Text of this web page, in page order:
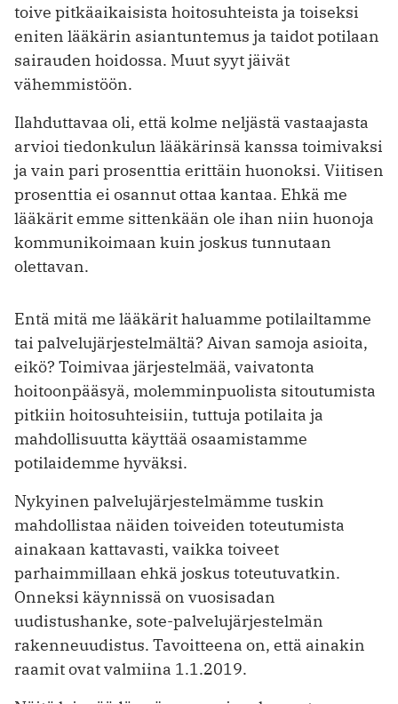
toive pitkäaikaisista hoitosuhteista ja toiseksi
eniten lääkärin asiantuntemus ja taidot potilaan
sairauden hoidossa. Muut syyt jäivät
vähemmistöön.
Ilahduttavaa oli, että kolme neljästä vastaajasta
arvioi tiedonkulun lääkärinsä kanssa toimivaksi
ja vain pari prosenttia erittäin huonoksi. Viitisen
prosenttia ei osannut ottaa kantaa. Ehkä me
lääkärit emme sittenkään ole ihan niin huonoja
kommunikoimaan kuin joskus tunnutaan
olettavan.
Entä mitä me lääkärit haluamme potilailtamme
tai palvelujärjestelmältä? Aivan samoja asioita,
eikö? Toimivaa järjestelmää, vaivatonta
hoitoonpääsyä, molemminpuolista sitoutumista
pitkiin hoitosuhteisiin, tuttuja potilaita ja
mahdollisuutta käyttää osaamistamme
potilaidemme hyväksi.
Nykyinen palvelujärjestelmämme tuskin
mahdollistaa näiden toiveiden toteutumista
ainakaan kattavasti, vaikka toiveet
parhaimmillaan ehkä joskus toteutuvatkin.
Onneksi käynnissä on vuosisadan
uudistushanke, sote-palvelujärjestelmän
rakenneuudistus. Tavoitteena on, että ainakin
raamit ovat valmiina 1.1.2019.